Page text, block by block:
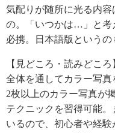
気配りが随所に光る内
の。「いつかは…」と考
必携。日本語版というの
【見どころ・読みどころ
全体を通してカラー写
2枚以上のカラー写真が
テクニックを習得可能
いるので、初心者や経